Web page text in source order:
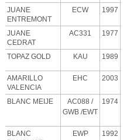
JUANE
ENTREMONT
ECW 1997
JUANE
CEDRAT
AC331 1977
TOPAZ GOLD KAU 1989
AMARILLO
VALENCIA
EHC 2003
BLANC MEIJE AC088 /
GWB /EWT
1974
BLANC
EWP 1992